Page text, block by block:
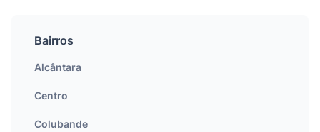
Bairros
Alcântara
Centro
Colubande